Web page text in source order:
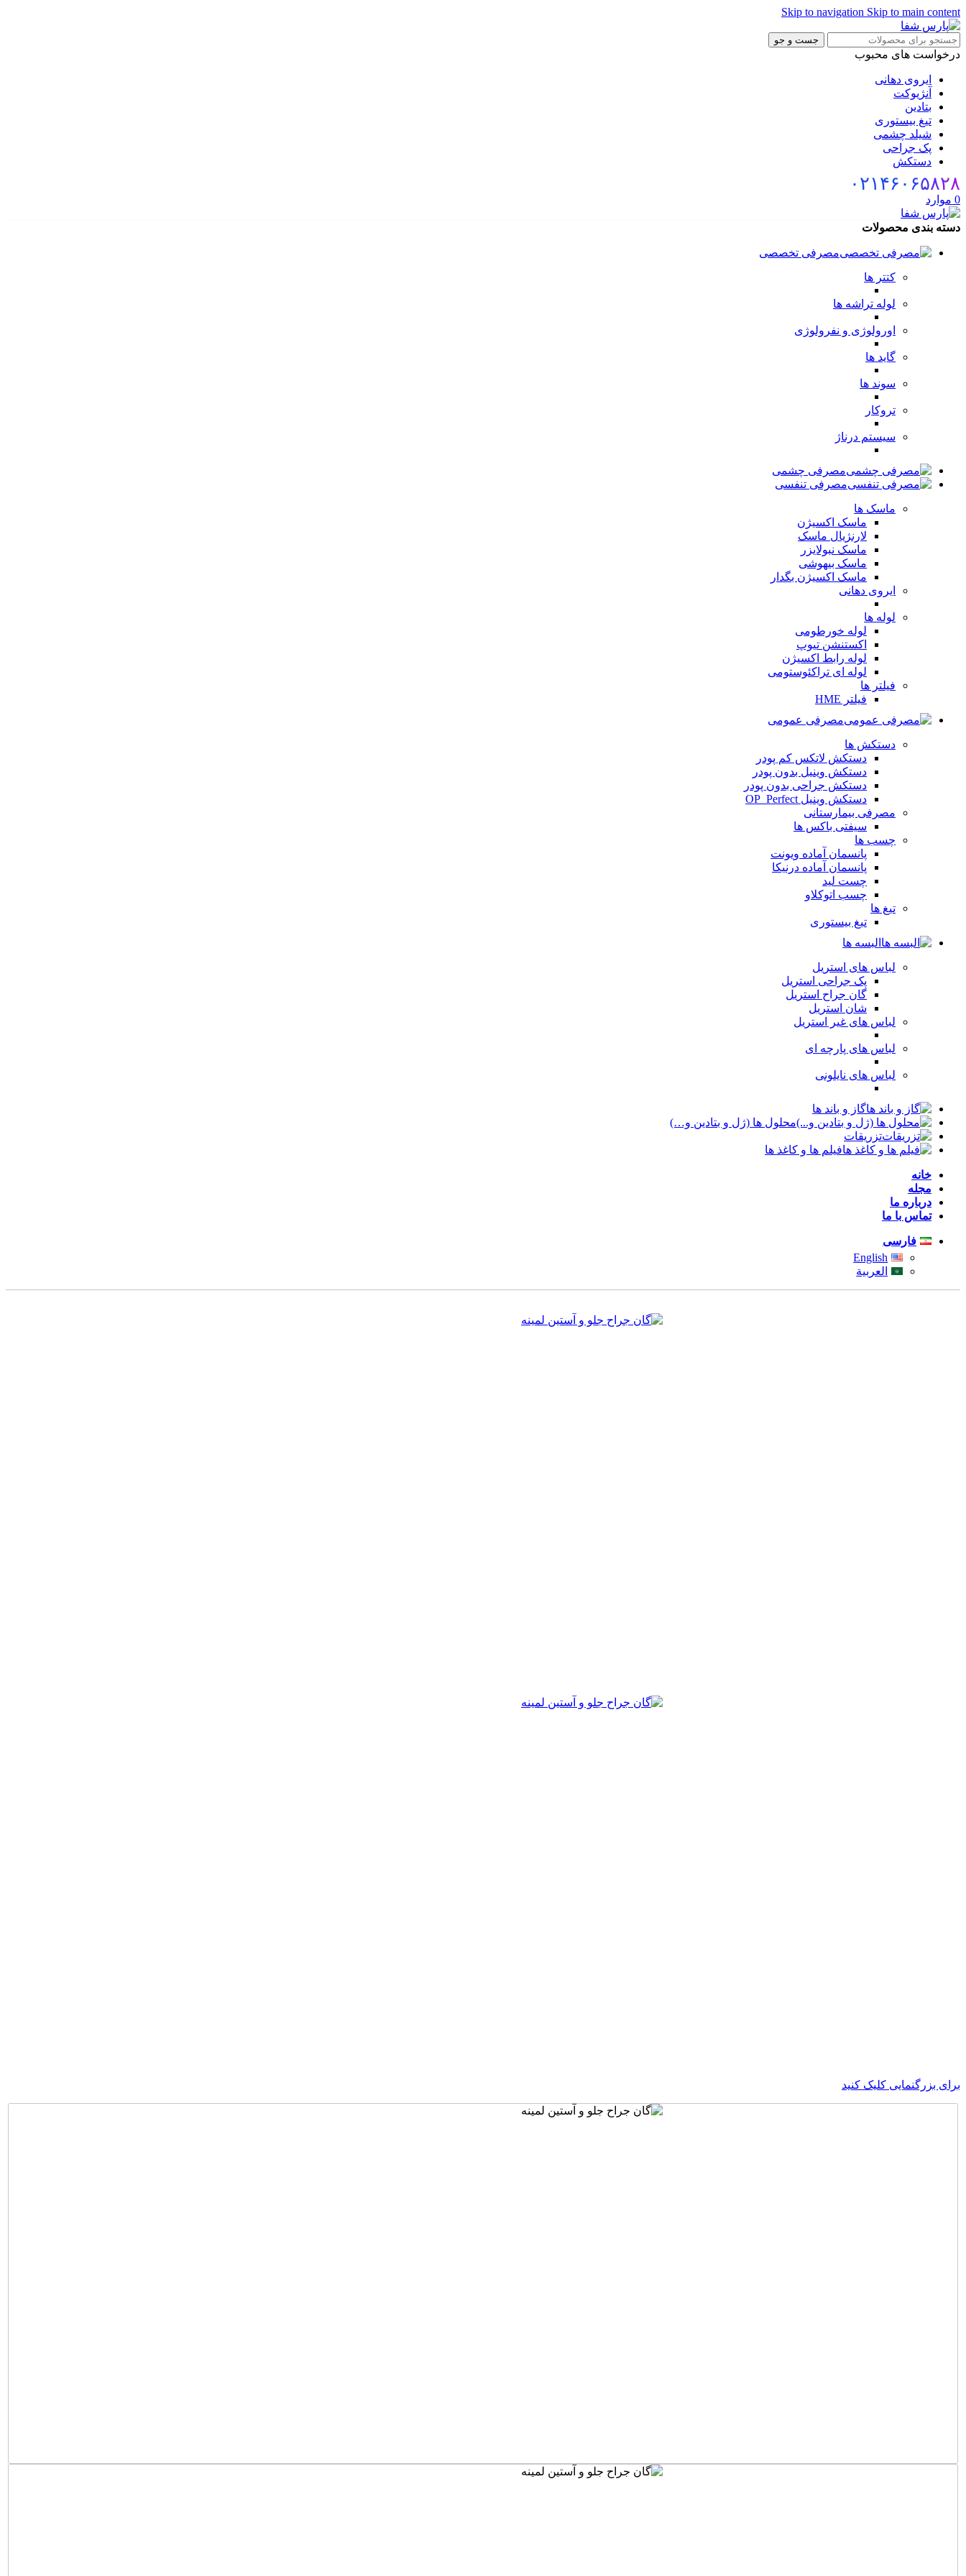
Skip to navigation Skip to main content
جست و جو
درخواست های محبوب
ایروی دهانی
آنژیوکت
بتادین
تیغ بیستوری
شیلد چشمی
پک جراحی
دستکش
۰۲۱۴۶۰۶۵۸۲۸
0 موارد
دسته بندی محصولات
مصرفی تخصصی
کتتر ها
لوله تراشه ها
اورولوژی و نفرولوژی
گاید ها
سوند ها
تروکار
سیستم درناژ
مصرفی چشمی
مصرفی تنفسی
ماسک ها
ماسک اکسیژن
لارنژیال ماسک
ماسک نبولایزر
ماسک بیهوشی
ماسک اکسیژن بگدار
ایروی دهانی
لوله ها
لوله خورطومی
اکستنشن تیوپ
لوله رابط اکسیژن
لوله ای تراکئوستومی
فیلتر ها
فیلتر HME
مصرفی عمومی
دستکش ها
دستکش لاتکس کم پودر
دستکش وینیل بدون پودر
دستکش جراحی بدون پودر
دستکش وینیل OP_Perfect
مصرفی بیمارستانی
سیفتی باکس ها
چسب ها
پانسمان آماده ویونت
پانسمان آماده درنیکا
چست لید
چسب اتوکلاو
تیغ ها
تیغ بیستوری
البسه ها
لباس های استریل
پک جراحی استریل
گان جراح استریل
شان استریل
لباس های غیر استریل
لباس های پارچه ای
لباس های نایلونی
گاز و باند ها
محلول ها (ژل و بتادین و…)
تزریقات
فیلم ها و کاغذ ها
خانه
مجله
درباره ما
تماس با ما
فارسی
English
العربية
برای بزرگنمایی کلیک کنید